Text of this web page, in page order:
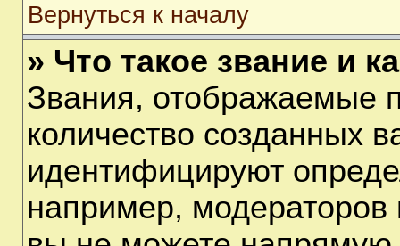
Вернуться к началу
» Что такое звание и
Звания, отображаемые
количество созданных
идентифицируют
например,